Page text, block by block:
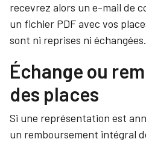
recevrez alors un e-mail de
un fichier PDF avec vos
sont ni reprises ni échangées.
Échange ou
des places
Si une représentation est
un remboursement intégral